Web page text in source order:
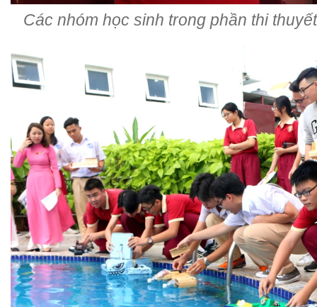
Các nhóm học sinh trong phần thi